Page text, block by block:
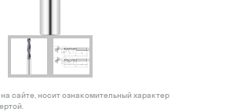
сайте, носит ознакомительный характер